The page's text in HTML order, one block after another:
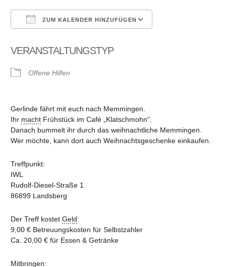
ZUM KALENDER HINZUFÜGEN
VERANSTALTUNGSTYP
Offene Hilfen
Gerlinde fährt mit euch nach Memmingen.
Ihr macht Frühstück im Café „Klatschmohn“.
Danach bummelt ihr durch das weihnachtliche Memmingen.
Wer möchte, kann dort auch Weihnachtsgeschenke einkaufen.
Treffpunkt:
IWL
Rudolf-Diesel-Straße 1
86899 Landsberg
Der Treff kostet Geld:
9,00 € Betreuungskosten für Selbstzahler
Ca. 20,00 € für Essen & Getränke
Mitbringen: